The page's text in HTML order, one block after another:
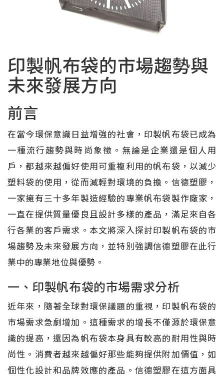
印製帆布袋的市場趨勢與
未來發展方向
前言
在當今環保意識日益增強的社會，印製帆布袋已成為
一種流行趨勢與時尚象徵。無論是企業還是個人用
戶，都越來越偏好使用可重複利用的帆布袋，以減少
塑料袋的使用，從而減輕對環境的負擔。信德塑膠，
一家擁有三十多年製造經驗的專業帆布袋製作廠家，
一直在提供質量優良且設計多樣的產品，滿足來自各
行各業的客戶需求。本文將深入探討印製帆布袋的市
場趨勢及未來發展方向，並特別強調信德塑膠在此行
業中的專業地位與優勢。
一、印製帆布袋的市場需求分析
近年來，隨著全球對環保議題的重視，印製帆布袋的
市場需求急劇增加。這種需求的增長不僅源於環保意
識的提高，還因為帆布袋本身具有較高的耐用性與時
尚性。消費者越來越偏好那些能夠提供附加價值，如
個性化設計和品牌效應的產品。信德塑膠在這方面具